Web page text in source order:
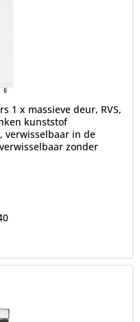
1 x massieve deur, RVS,
kunststof
verwisselbaar in de
zonder